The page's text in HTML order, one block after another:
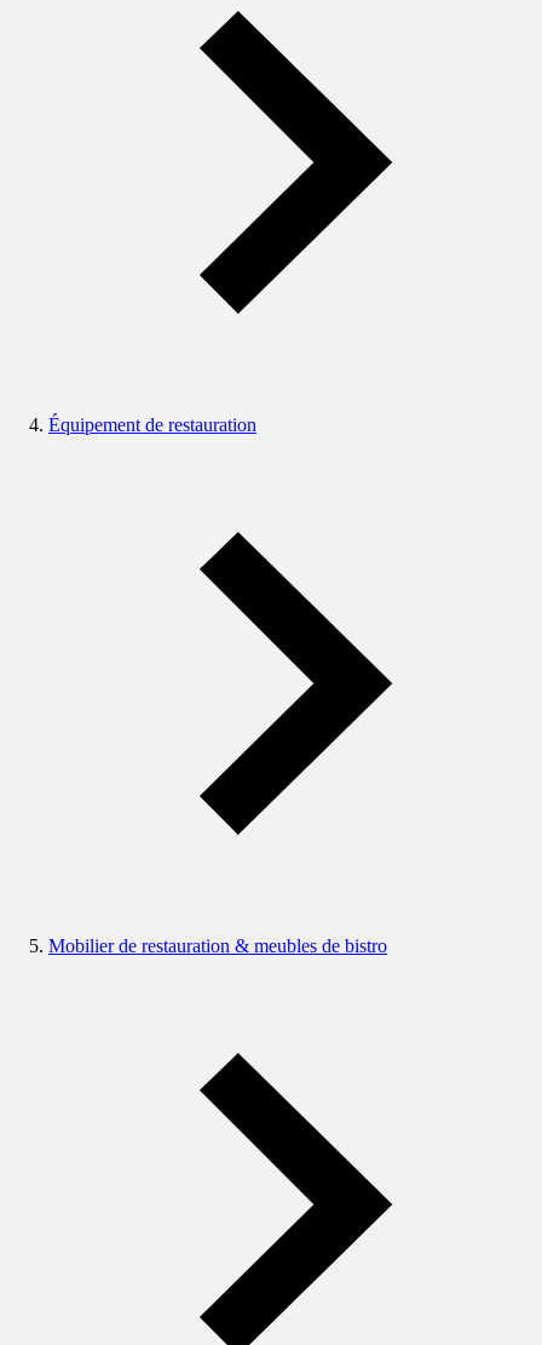
Équipement de restauration
Mobilier de restauration & meubles de bistro